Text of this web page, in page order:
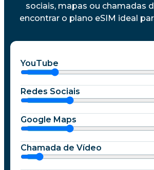
sociais, mapas ou chamadas
encontrar o plano eSIM ideal
YouTube
Redes Sociais
Google Maps
Chamada de Vídeo